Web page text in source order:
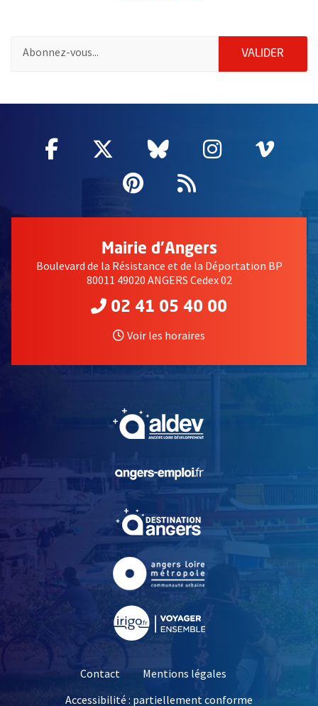
VALIDER
Facebook
, Ouvre une nouvelle fenêtre
Twitter
, Ouvre une nouvelle
Bluesky
, Ouvre une
Instagram
, Ouvre
,
Pinterest
, Ouvre une
Flux RSS
Mairie d'Angers
Boulevard de la Résistance et de la Déportation BP
80011 49020 ANGERS Cedex 02
02 41 05 40 00
Voir les horaires
, Ouvre une nouvelle
, Ouvre une nouvelle
Contact
Mentions légales
Accessibilité : partiellement conforme